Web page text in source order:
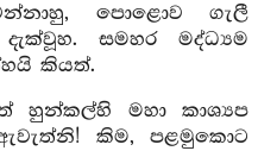
පොළොව ගැලී
සමහර මද්ධ්‍යම
කියත්.
හුන්කල්හි මහා කාශ්‍යප
කිම, පළමුකොට